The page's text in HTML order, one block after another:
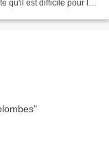
qu'il est difficile pour les